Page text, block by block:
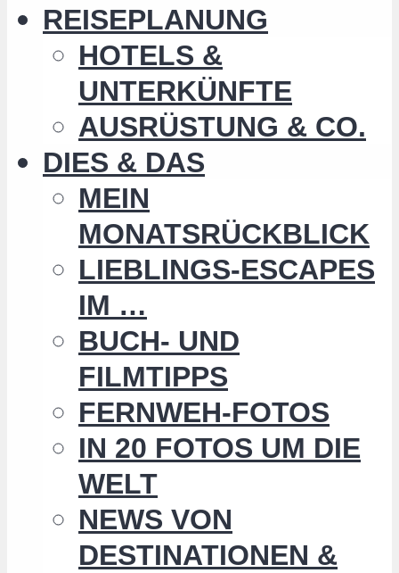
REISEPLANUNG
HOTELS &
UNTERKÜNFTE
AUSRÜSTUNG & CO.
DIES & DAS
MEIN
MONATSRÜCKBLICK
LIEBLINGS-ESCAPES
IM …
BUCH- UND
FILMTIPPS
FERNWEH-FOTOS
IN 20 FOTOS UM DIE
WELT
NEWS VON
DESTINATIONEN &